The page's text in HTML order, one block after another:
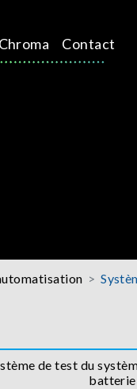
Contact
de test du
batterie